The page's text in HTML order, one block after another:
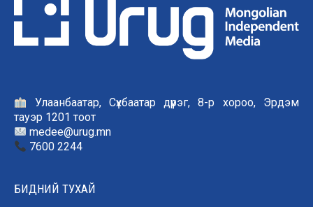
Улаанбаатар, Сүхбаатар дүүрэг, 8-р хороо, Эрдэм
тауэр 1201 тоот
medee@urug.mn
7600 2244
БИДНИЙ ТУХАЙ